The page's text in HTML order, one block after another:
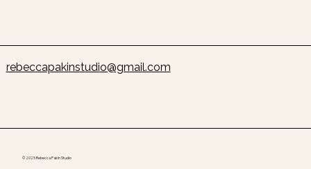
© 2025 Rebecca Pakin Studio
rebeccapakinstudio@gmail.com